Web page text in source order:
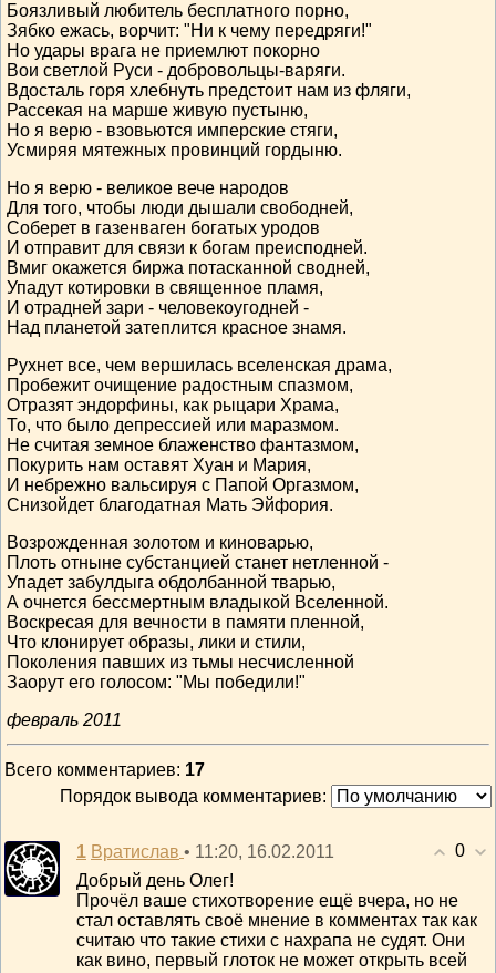
Боязливый любитель бесплатного порно,
Зябко ежась, ворчит: "Ни к чему передряги!"
Но удары врага не приемлют покорно
Вои светлой Руси - добровольцы-варяги.
Вдосталь горя хлебнуть предстоит нам из фляги,
Рассекая на марше живую пустыню,
Но я верю - взовьются имперские стяги,
Усмиряя мятежных провинций гордыню.
Но я верю - великое вече народов
Для того, чтобы люди дышали свободней,
Соберет в газенваген богатых уродов
И отправит для связи к богам преисподней.
Вмиг окажется биржа потасканной сводней,
Упадут котировки в священное пламя,
И отрадней зари - человекоугодней -
Над планетой затеплится красное знамя.
Рухнет все, чем вершилась вселенская драма,
Пробежит очищение радостным спазмом,
Отразят эндорфины, как рыцари Храма,
То, что было депрессией или маразмом.
Не считая земное блаженство фантазмом,
Покурить нам оставят Хуан и Мария,
И небрежно вальсируя с Папой Оргазмом,
Снизойдет благодатная Мать Эйфория.
Возрожденная золотом и киноварью,
Плоть отныне субстанцией станет нетленной -
Упадет забулдыга обдолбанной тварью,
А очнется бессмертным владыкой Вселенной.
Воскресая для вечности в памяти пленной,
Что клонирует образы, лики и стили,
Поколения павших из тьмы несчисленной
Заорут его голосом: "Мы победили!"
февраль 2011
Всего комментариев: 17
Порядок вывода комментариев:
0
1 Вратислав • 11:20, 16.02.2011
Добрый день Олег!
Прочёл ваше стихотворение ещё вчера, но не
стал оставлять своё мнение в комментах так как
считаю что такие стихи с нахрапа не судят. Они
как вино, первый глоток не может открыть всей